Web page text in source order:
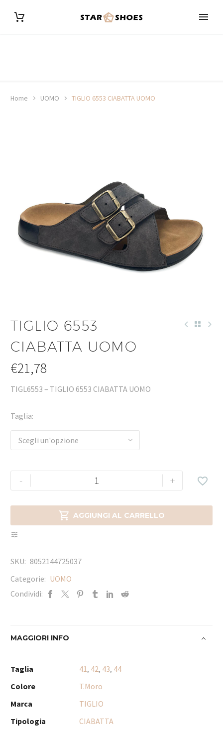
Home UOMO TIGLIO 6553 CIABATTA UOMO
TIGLIO 6553
CIABATTA UOMO
€21,78
TIGL6553 – TIGLIO 6553 CIABATTA UOMO
Taglia
Scegli un'opzione
- +
 AGGIUNGI AL CARRELLO

SKU: 8052144725037
Categorie: UOMO
Condividi:
MAGGIORI INFO
Taglia 41, 42, 43, 44
Colore
T.Moro
Marca
TIGLIO
Tipologia
CIABATTA